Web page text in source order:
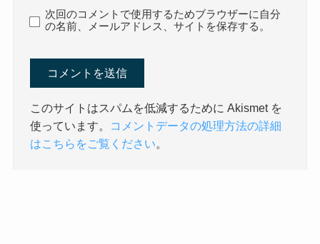
次回のコメントで使用するためブラウザーに自分
の名前、メールアドレス、サイトを保存する。
このサイトはスパムを低減するために Akismet を
使っています。
コメントデータの処理方法の詳細
はこちらをご覧ください。